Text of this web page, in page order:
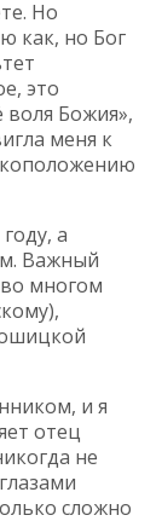
Но
как, но Бог
это
воля Божия»,
меня к
а
м. Важный
многом
и я
отец
не
сложно